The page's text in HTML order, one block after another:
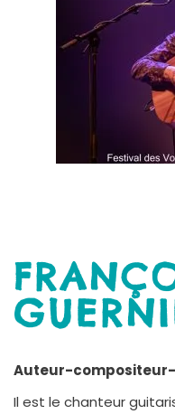
Auteur-
Il est le chanteur